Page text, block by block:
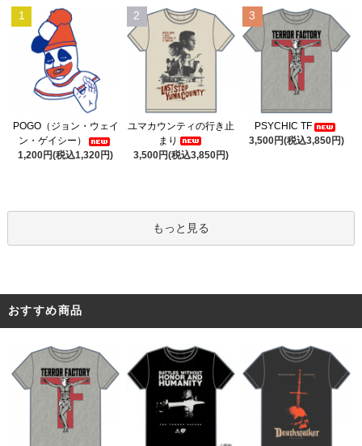
1
POGO（ジョン・ウェイ
ン・ゲイシー）
1,200円(税込1,320円)
2
ユマカウンティの行き止
まり
3,500円(税込3,850円)
3
PSYCHIC TF
3,500円(税込3,850円)
もっと見る
おすすめ商品